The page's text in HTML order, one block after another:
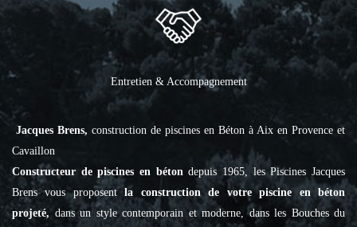
Entretien & Accompagnement
Jacques Brens, construction de piscines en Béton à Aix en Provence et
Cavaillon
Constructeur de piscines en bétondepuis 1965, les Piscines Jacques
Brens vous proposentla construction de votre piscine en béton
projeté, dans un style contemporain et moderne, dans les Bouches du